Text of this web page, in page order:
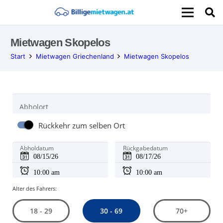
Mietwagen Skopelos
Start Mietwagen Griechenland Mietwagen Skopelos
Abholort
Rückkehr zum selben Ort
Abholdatum Rückgabedatum
Alter des Fahrers:
18 - 29 30 - 69 70+